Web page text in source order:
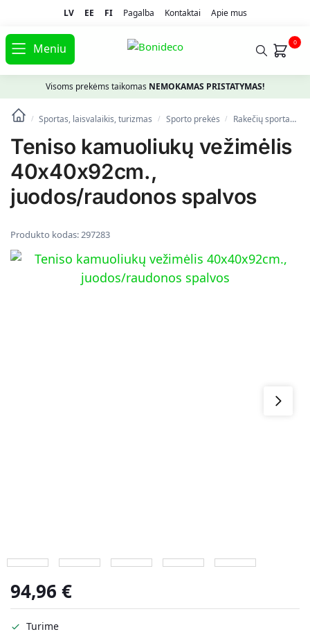
LV EE FI Pagalba Kontaktai Apie mus
Meniu 0
Visoms prekėms taikomas NEMOKAMAS PRISTATYMAS!
/ Sportas, laisvalaikis, turizmas / Spоrto prekės / Rakečių sportas
Teniso kamuoliukų vežimėlis
40x40x92cm.,
juodos/raudonos spalvos
Produkto kodas:297283
94,96 €
Turime